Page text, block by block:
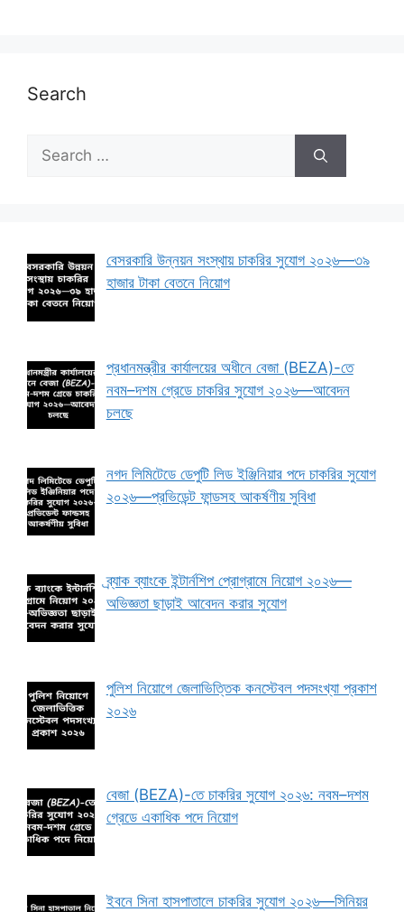
Search
Search
for:
বেসরকারি উন্নয়ন সংস্থায় চাকরির সুযোগ ২০২৬—৩৯
হাজার টাকা বেতনে নিয়োগ
প্রধানমন্ত্রীর কার্যালয়ের অধীনে বেজা (BEZA)-তে
নবম–দশম গ্রেডে চাকরির সুযোগ ২০২৬—আবেদন
চলছে
নগদ লিমিটেডে ডেপুটি লিড ইঞ্জিনিয়ার পদে চাকরির সুযোগ
২০২৬—প্রভিডেন্ট ফান্ডসহ আকর্ষণীয় সুবিধা
ব্র্যাক ব্যাংকে ইন্টার্নশিপ প্রোগ্রামে নিয়োগ ২০২৬—
অভিজ্ঞতা ছাড়াই আবেদন করার সুযোগ
পুলিশ নিয়োগে জেলাভিত্তিক কনস্টেবল পদসংখ্যা প্রকাশ
২০২৬
বেজা (BEZA)-তে চাকরির সুযোগ ২০২৬: নবম–দশম
গ্রেডে একাধিক পদে নিয়োগ
ইবনে সিনা হাসপাতালে চাকরির সুযোগ ২০২৬—সিনিয়র